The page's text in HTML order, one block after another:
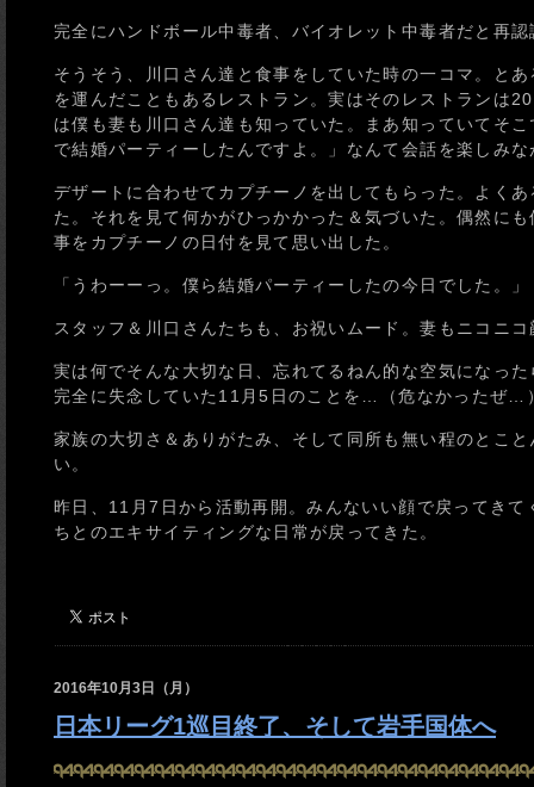
完全にハンドボール中毒者、バイオレット中毒者だと再
そうそう、川口さん達と食事をしていた時の一コマ。と
を運んだこともあるレストラン。実はそのレストランは
は僕も妻も川口さん達も知っていた。まあ知っていてそ
で結婚パーティーしたんですよ。」なんて会話を楽しみ
デザートに合わせてカプチーノを出してもらった。よく
た。それを見て何かがひっかかった＆気づいた。偶然に
事をカプチーノの日付を見て思い出した。
「うわーーっ。僕ら結婚パーティーしたの今日でした。」
スタッフ＆川口さんたちも、お祝いムード。妻もニコニコ
実は何でそんな大切な日、忘れてるねん的な空気になっ
完全に失念していた11月5日のことを…（危なかったぜ…
家族の大切さ＆ありがたみ、そして同所も無い程のとこ
い。
昨日、11月7日から活動再開。みんないい顔で戻ってき
ちとのエキサイティングな日常が戻ってきた。
2016年10月3日（月）
日本リーグ1巡目終了、そして岩手国体へ